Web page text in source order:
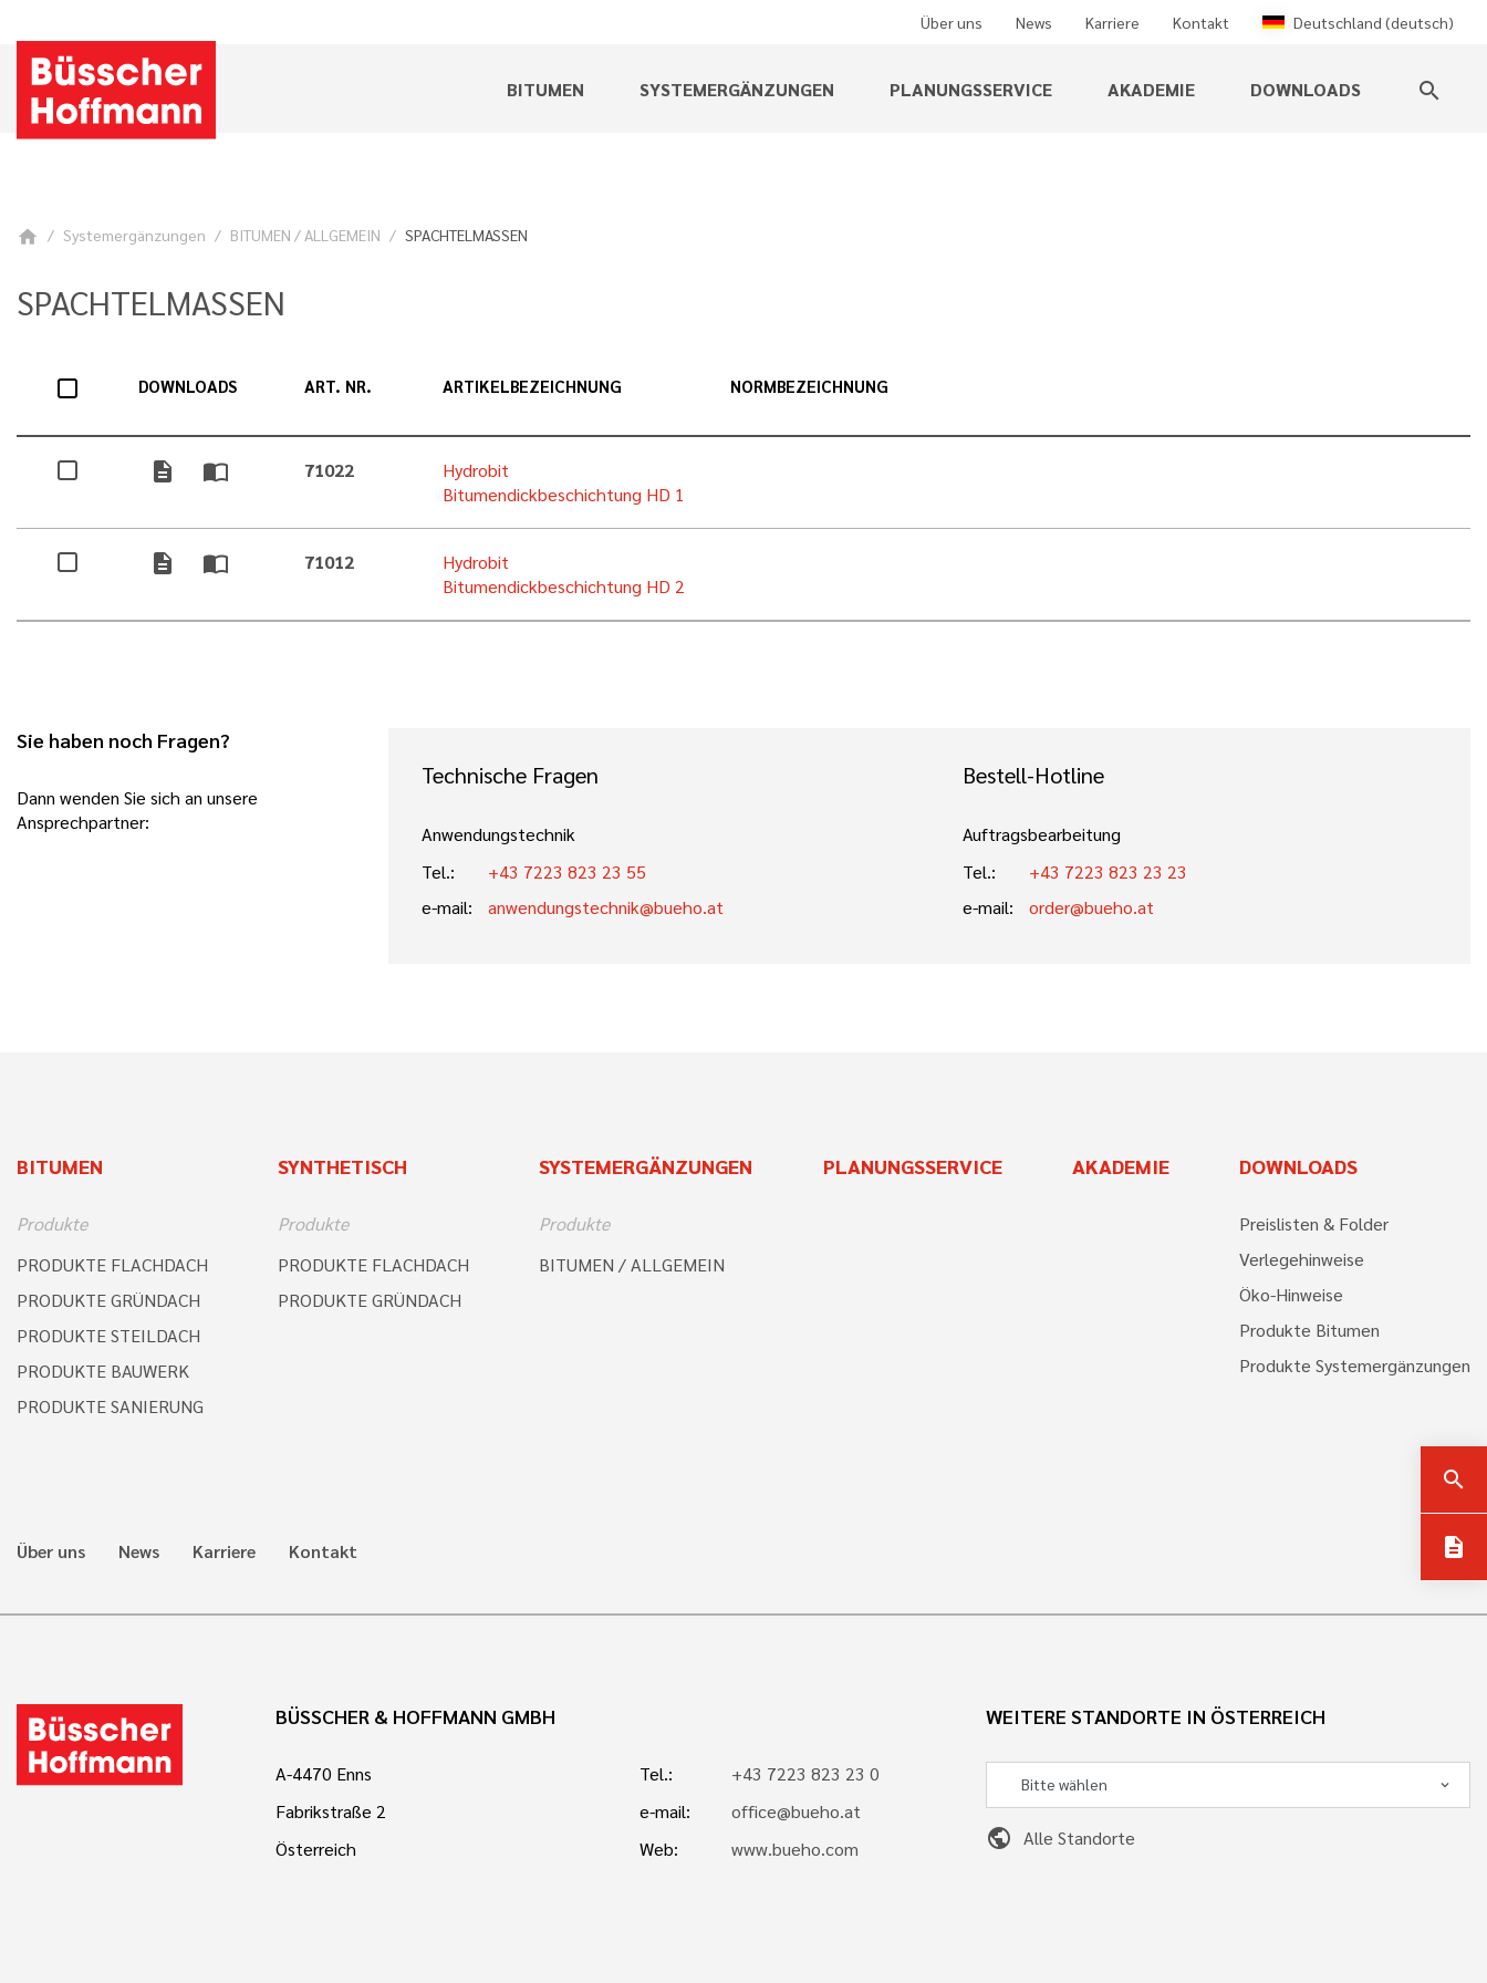
Über uns News Karriere Kontakt Deutschland (deutsch)
BITUMEN SYSTEMERGÄNZUNGEN PLANUNGSSERVICE AKADEMIE DOWNLOADS search
home Systemergänzungen BITUMEN / ALLGEMEIN SPACHTELMASSEN
SPACHTELMASSEN
search
description
DOWNLOADS ART. NR. ARTIKELBEZEICHNUNG NORMBEZEICHNUNG
description import_contacts 71022
Hydrobit
Bitumendickbeschichtung HD 1
description import_contacts 71012
Hydrobit
Bitumendickbeschichtung HD 2
Sie haben noch Fragen?
Dann wenden Sie sich an unsere
Ansprechpartner:
Technische Fragen
Anwendungstechnik
Tel.:
+43 7223 823 23 55
e-mail:
anwendungstechnik@bueho.at
Bestell-Hotline
Auftragsbearbeitung
Tel.:
+43 7223 823 23 23
e-mail:
order@bueho.at
BITUMEN
Produkte
PRODUKTE FLACHDACH
PRODUKTE GRÜNDACH
PRODUKTE STEILDACH
PRODUKTE BAUWERK
PRODUKTE SANIERUNG
SYNTHETISCH
Produkte
PRODUKTE FLACHDACH
PRODUKTE GRÜNDACH
SYSTEMERGÄNZUNGEN
Produkte
BITUMEN / ALLGEMEIN
PLANUNGSSERVICE AKADEMIE DOWNLOADS
Preislisten & Folder
Verlegehinweise
Öko-Hinweise
Produkte Bitumen
Produkte Systemergänzungen
Über uns News Karriere Kontakt
BÜSSCHER & HOFFMANN GMBH
A-4470 Enns
Fabrikstraße 2
Österreich
Tel.:
+43 7223 823 23 0
e-mail:
office@bueho.at
Web:
www.bueho.com
WEITERE STANDORTE IN ÖSTERREICH
public Alle Standorte